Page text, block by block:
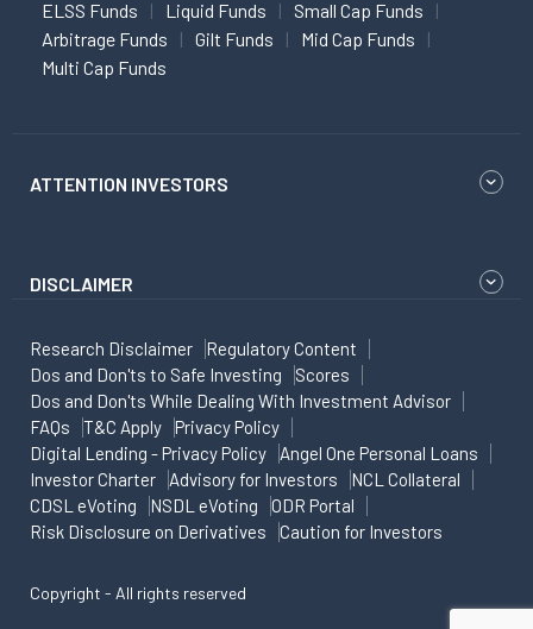
ELSS Funds Liquid Funds
Small Cap Funds
Arbitrage Funds
Gilt Funds
Mid Cap Funds
Multi Cap Funds
ATTENTION INVESTORS
DISCLAIMER
Research Disclaimer
Regulatory Content
Dos and Don'ts to Safe Investing
Scores
Dos and Don'ts While Dealing With Investment Advisor
FAQs
T&C Apply
Privacy Policy
Digital Lending - Privacy Policy
Angel One Personal Loans
Investor Charter
Advisory for Investors
NCL Collateral
CDSL eVoting
NSDL eVoting
ODR Portal
Risk Disclosure on Derivatives
Caution for Investors
Copyright - All rights reserved